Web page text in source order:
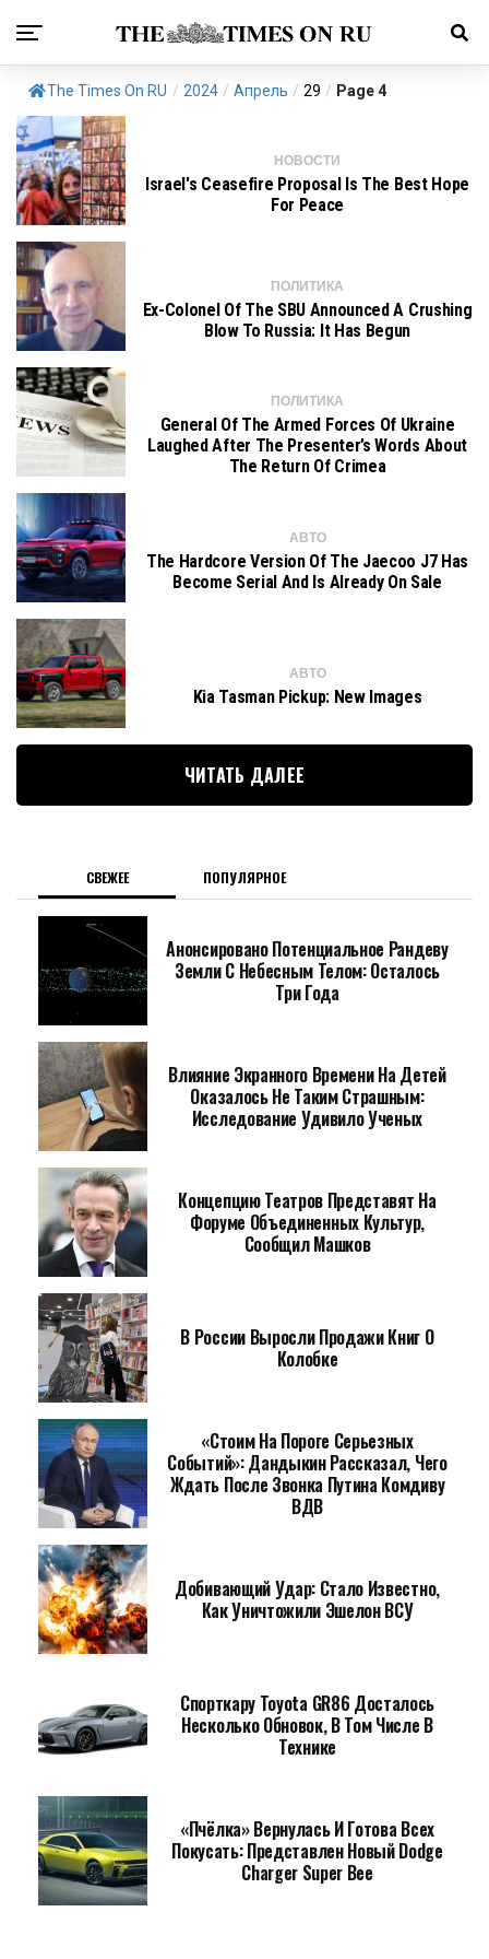
The Times On RU / 2024 / Апрель / 29 / Page 4
НОВОСТИ
Israel's Ceasefire Proposal Is The Best Hope
For Peace
ПОЛИТИКА
Ex-Colonel Of The SBU Announced A Crushing
Blow To Russia: It Has Begun
ПОЛИТИКА
General Of The Armed Forces Of Ukraine
Laughed After The Presenter’s Words About
The Return Of Crimea
АВТО
The Hardcore Version Of The Jaecoo J7 Has
Become Serial And Is Already On Sale
АВТО
Kia Tasman Pickup: New Images
ЧИТАТЬ ДАЛЕЕ
СВЕЖЕЕ ПОПУЛЯРНОЕ
Анонсировано Потенциальное Рандеву
Земли С Небесным Телом: Осталось
Три Года
Влияние Экранного Времени На Детей
Оказалось Не Таким Страшным:
Исследование Удивило Ученых
Концепцию Театров Представят На
Форуме Объединенных Культур,
Сообщил Машков
В России Выросли Продажи Книг О
Колобке
«Стоим На Пороге Серьезных
Событий»: Дандыкин Рассказал, Чего
Ждать После Звонка Путина Комдиву
ВДВ
Добивающий Удар: Стало Известно,
Как Уничтожили Эшелон ВСУ
Спорткару Toyota GR86 Досталось
Несколько Обновок, В Том Числе В
Технике
«Пчёлка» Вернулась И Готова Всех
Покусать: Представлен Новый Dodge
Charger Super Bee